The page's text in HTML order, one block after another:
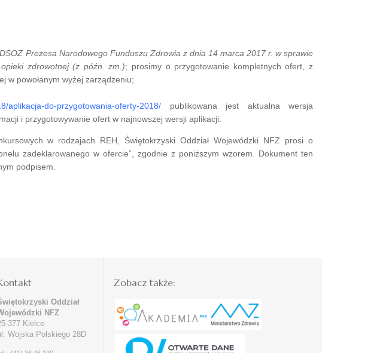
Prezesa Narodowego Funduszu Zdrowia z dnia 14 marca 2017 r. w sprawie
zdrowotnej (z późn. zm.); prosimy o przygotowanie kompletnych ofert, z
w powołanym wyżej zarządzeniu;
aplikacja-do-przygotowania-oferty-2018/ publikowana jest aktualna wersja
i przygotowywanie ofert w najnowszej wersji aplikacji.
w rodzajach REH, Świętokrzyski Oddział Wojewódzki NFZ prosi o
zadeklarowanego w ofercie”, zgodnie z poniższym wzorem. Dokument ten
podpisem.
Oddział
NFZ
377 Kielce
Wojska Polskiego 28D
Zobacz także: